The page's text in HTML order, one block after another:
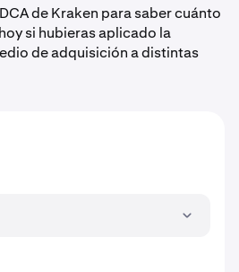
de Kraken para saber cuánto
si hubieras aplicado la
de adquisición a distintas